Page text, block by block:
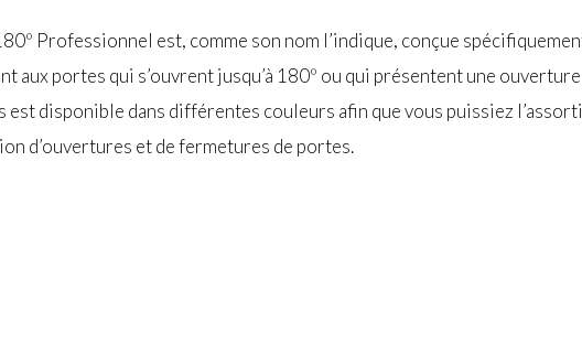
Professionnel est, comme son nom l’indique, conçue
portes qui s’ouvrent jusqu’à 180º ou qui présentent une
disponible dans différentes couleurs afin que vous puissiez
d’ouvertures et de fermetures de portes.